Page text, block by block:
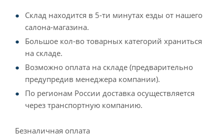
Склад находится в 5-ти минутах езды от нашего
салона-магазина.
Большое кол-во товарных категорий храниться
на складе.
Возможно оплата на складе (предварительно
предупредив менеджера компании).
По регионам России доставка осуществляется
через транспортную компанию.
Безналичная оплата